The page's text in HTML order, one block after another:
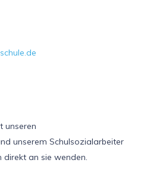
unseren
unserem Schulsozialarbeiter
direkt an sie wenden.